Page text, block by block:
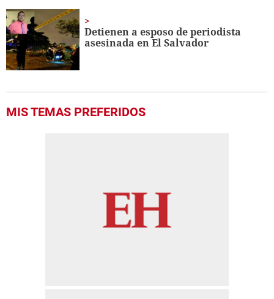
Detienen a esposo de periodista
asesinada en El Salvador
MIS TEMAS PREFERIDOS